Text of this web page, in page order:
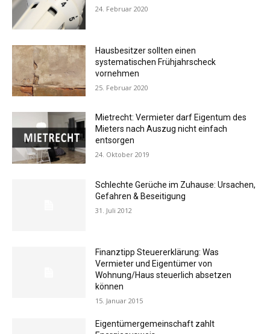
24. Februar 2020
Hausbesitzer sollten einen
systematischen Frühjahrscheck
vornehmen
25. Februar 2020
Mietrecht: Vermieter darf Eigentum des
Mieters nach Auszug nicht einfach
entsorgen
24. Oktober 2019
Schlechte Gerüche im Zuhause: Ursachen,
Gefahren & Beseitigung
31. Juli 2012
Finanztipp Steuererklärung: Was
Vermieter und Eigentümer von
Wohnung/Haus steuerlich absetzen
können
15. Januar 2015
Eigentümergemeinschaft zahlt